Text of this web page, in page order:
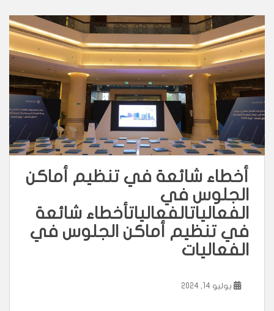
أخطاء شائعة في تنظيم أماكن
الجلوس في
الفعالياتالفعالياتأخطاء شائعة
في تنظيم أماكن الجلوس في
الفعاليات
يوليو 14, 2024